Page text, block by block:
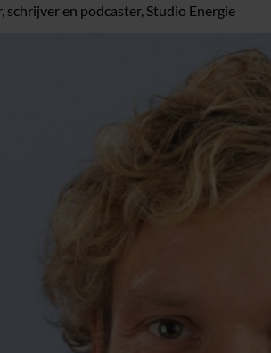
schrijver en podcaster, Studio Energie